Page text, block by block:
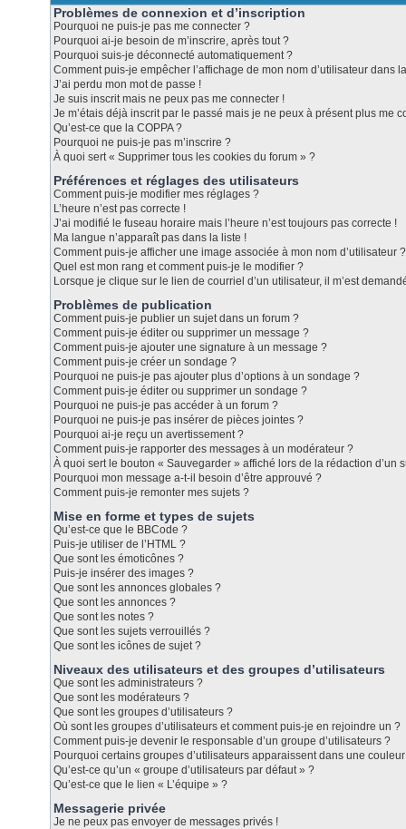
Problèmes de connexion et d’inscription
Pourquoi ne puis-je pas me connecter ?
Pourquoi ai-je besoin de m’inscrire, après tout ?
Pourquoi suis-je déconnecté automatiquement ?
Comment puis-je empêcher l’affichage de mon nom d’utilisateur dans
J’ai perdu mon mot de passe !
Je suis inscrit mais ne peux pas me connecter !
Je m’étais déjà inscrit par le passé mais je ne peux à présent plus me
Qu’est-ce que la COPPA ?
Pourquoi ne puis-je pas m’inscrire ?
À quoi sert « Supprimer tous les cookies du forum » ?
Préférences et réglages des utilisateurs
Comment puis-je modifier mes réglages ?
L’heure n’est pas correcte !
J’ai modifié le fuseau horaire mais l’heure n’est toujours pas correcte !
Ma langue n’apparaît pas dans la liste !
Comment puis-je afficher une image associée à mon nom d’utilisateur ?
Quel est mon rang et comment puis-je le modifier ?
Lorsque je clique sur le lien de courriel d’un utilisateur, il m’est
Problèmes de publication
Comment puis-je publier un sujet dans un forum ?
Comment puis-je éditer ou supprimer un message ?
Comment puis-je ajouter une signature à un message ?
Comment puis-je créer un sondage ?
Pourquoi ne puis-je pas ajouter plus d’options à un sondage ?
Comment puis-je éditer ou supprimer un sondage ?
Pourquoi ne puis-je pas accéder à un forum ?
Pourquoi ne puis-je pas insérer de pièces jointes ?
Pourquoi ai-je reçu un avertissement ?
Comment puis-je rapporter des messages à un modérateur ?
À quoi sert le bouton « Sauvegarder » affiché lors de la rédaction d’un
Pourquoi mon message a-t-il besoin d’être approuvé ?
Comment puis-je remonter mes sujets ?
Mise en forme et types de sujets
Qu’est-ce que le BBCode ?
Puis-je utiliser de l’HTML ?
Que sont les émoticônes ?
Puis-je insérer des images ?
Que sont les annonces globales ?
Que sont les annonces ?
Que sont les notes ?
Que sont les sujets verrouillés ?
Que sont les icônes de sujet ?
Niveaux des utilisateurs et des groupes d’utilisateurs
Que sont les administrateurs ?
Que sont les modérateurs ?
Que sont les groupes d’utilisateurs ?
Où sont les groupes d’utilisateurs et comment puis-je en rejoindre un ?
Comment puis-je devenir le responsable d’un groupe d’utilisateurs ?
Pourquoi certains groupes d’utilisateurs apparaissent dans une
Qu’est-ce qu’un « groupe d’utilisateurs par défaut » ?
Qu’est-ce que le lien « L’équipe » ?
Messagerie privée
Je ne peux pas envoyer de messages privés !